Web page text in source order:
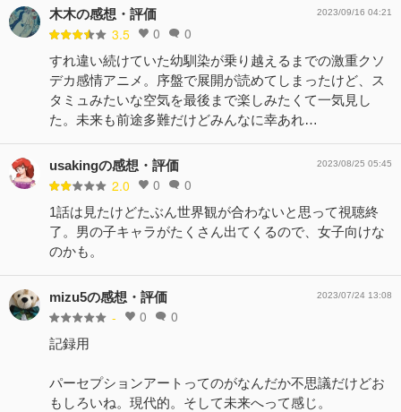
木木の感想・評価
3.5 0 0
2023/09/16 04:21
すれ違い続けていた幼馴染が乗り越えるまでの激重クソ
デカ感情アニメ。序盤で展開が読めてしまったけど、ス
タミュみたいな空気を最後まで楽しみたくて一気見し
た。未来も前途多難だけどみんなに幸あれ…
usakingの感想・評価
2.0 0 0
2023/08/25 05:45
1話は見たけどたぶん世界観が合わないと思って視聴終
了。男の子キャラがたくさん出てくるので、女子向けな
のかも。
mizu5の感想・評価
- 0 0
2023/07/24 13:08
記録用
パーセプションアートってのがなんだか不思議だけどお
もしろいね。現代的。そして未来へって感じ。